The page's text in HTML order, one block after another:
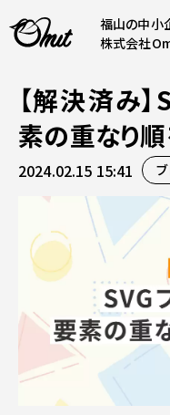
福山の中小
株式会社
SERVICE
事業内容
AI導入支援
システム開発
ホームページ制作
コンテンツ
課題解決
制作実績
料金表
企業案内
会社概要
採用情報
お知らせ
PRODUCTS
運営サービス
【解決済み
素の重なり順
2024.02.15 15:41